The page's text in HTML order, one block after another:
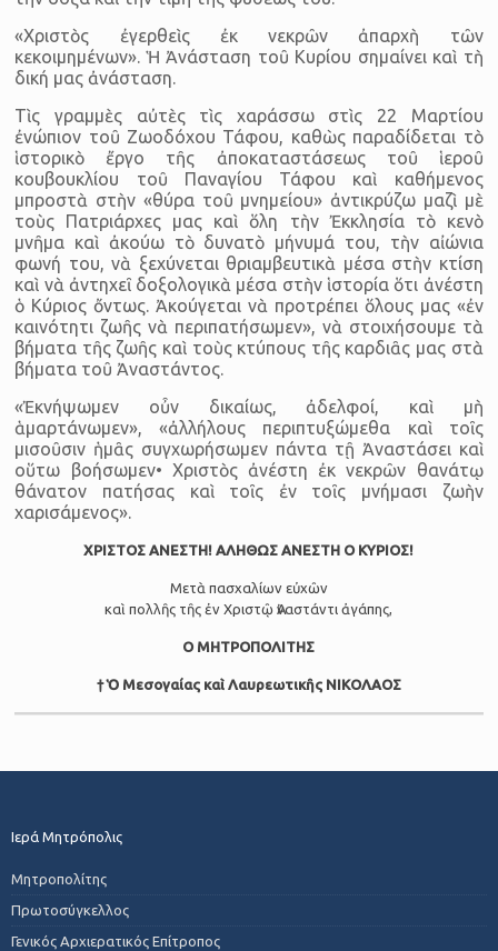
«Χριστὸς ἐγερθεὶς ἐκ νεκρῶν ἀπαρχὴ τῶν
κεκοιμημένων». Ἡ Ἀνάσταση τοῦ Κυρίου σημαίνει καὶ τὴ
δική μας ἀνάσταση.
Τὶς γραμμὲς αὐτὲς τὶς χαράσσω στὶς 22 Μαρτίου
ἐνώπιον τοῦ Ζωοδόχου Τάφου, καθὼς παραδίδεται τὸ
ἱστορικὸ ἔργο τῆς ἀποκαταστάσεως τοῦ ἱεροῦ
κουβουκλίου τοῦ Παναγίου Τάφου καὶ καθήμενος
μπροστὰ στὴν «θύρα τοῦ μνημείου» ἀντικρύζω μαζὶ μὲ
τοὺς Πατριάρχες μας καὶ ὅλη τὴν Ἐκκλησία τὸ κενὸ
μνῆμα καὶ ἀκούω τὸ δυνατὸ μήνυμά του, τὴν αἰώνια
φωνή του, νὰ ξεχύνεται θριαμβευτικὰ μέσα στὴν κτίση
καὶ νὰ ἀντηχεῖ δοξολογικὰ μέσα στὴν ἱστορία ὅτι ἀνέστη
ὁ Κύριος ὄντως. Ἀκούγεται νὰ προτρέπει ὅλους μας «ἐν
καινότητι ζωῆς νὰ περιπατήσωμεν», νὰ στοιχήσουμε τὰ
βήματα τῆς ζωῆς καὶ τοὺς κτύπους τῆς καρδιᾶς μας στὰ
βήματα τοῦ Ἀναστάντος.
«Ἐκνήψωμεν οὖν δικαίως, ἀδελφοί, καὶ μὴ
ἁμαρτάνωμεν», «ἀλλήλους περιπτυξώμεθα καὶ τοῖς
μισοῦσιν ἡμᾶς συγχωρήσωμεν πάντα τῇ Ἀναστάσει καὶ
οὕτω βοήσωμεν• Χριστὸς ἀνέστη ἐκ νεκρῶν θανάτῳ
θάνατον πατήσας καὶ τοῖς ἐν τοῖς μνήμασι ζωὴν
χαρισάμενος».
ΧΡΙΣΤΟΣ ΑΝΕΣΤΗ! ΑΛΗΘΩΣ ΑΝΕΣΤΗ Ο ΚΥΡΙΟΣ!
Μετὰ πασχαλίων εὐχῶν
καὶ πολλῆς τῆς ἐν Χριστῷ Ἀναστάντι ἀγάπης,
Ο ΜΗΤΡΟΠΟΛΙΤΗΣ
† Ὁ Μεσογαίας καὶ Λαυρεωτικῆς ΝΙΚΟΛΑΟΣ
Ιερά Μητρόπολις
Μητροπολίτης
Πρωτοσύγκελλος
Γενικός Αρχιερατικός Επίτροπος